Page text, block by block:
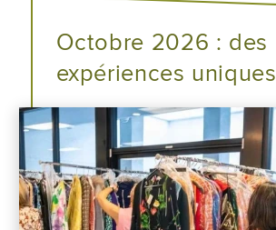
Octobre 2026 : des
expériences uniques